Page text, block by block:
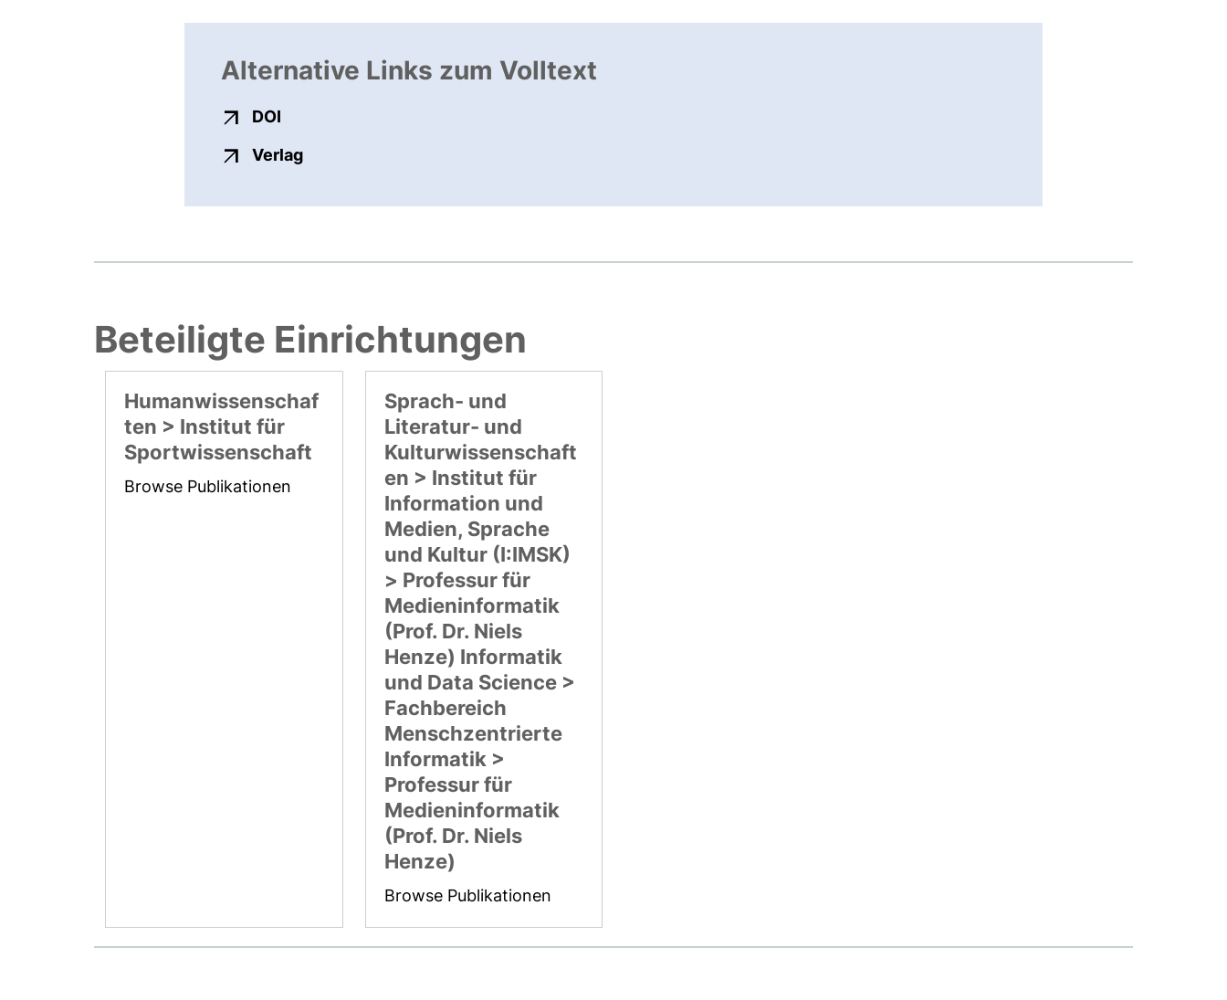
Alternative Links zum Volltext
DOI
Verlagexterner Link, öffnet neues Fenster
Beteiligte Einrichtungen
Humanwissenschaf
ten > Institut für
Sportwissenschaft
Browse Publikationen
Sprach- und
Literatur- und
Kulturwissenschaft
en > Institut für
Information und
Medien, Sprache
und Kultur (I:IMSK)
> Professur für
Medieninformatik
(Prof. Dr. Niels
Henze) Informatik
und Data Science >
Fachbereich
Menschzentrierte
Informatik >
Professur für
Medieninformatik
(Prof. Dr. Niels
Henze)
Browse Publikationen